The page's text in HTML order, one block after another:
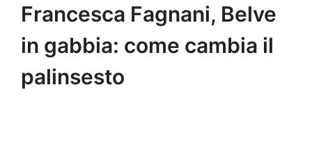
Francesca Fagnani, Belve
in gabbia: come cambia il
palinsesto